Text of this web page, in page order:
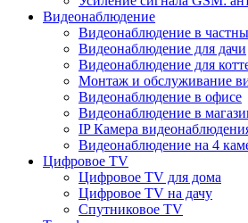
Видеонаблюдение
Видеонаблюдение в
Видеонаблюдение для дачи
Видеонаблюдение для
Монтаж и обслуживание
Видеонаблюдение в офисе
Видеонаблюдение в
IP Камера
Видеонаблюдение на 4
Цифровое TV
Цифровое TV для дома
Цифровое TV на дачу
Спутниковое TV